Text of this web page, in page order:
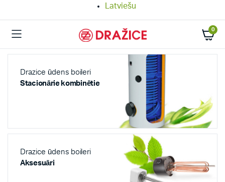
Latviešu
0
Drazice ūdens boileri
Stacionārie kombinētie
Drazice ūdens boileri
Aksesuāri